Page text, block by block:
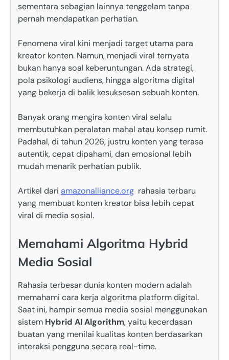
sementara sebagian lainnya tenggelam tanpa
pernah mendapatkan perhatian.
Fenomena viral kini menjadi target utama para
kreator konten. Namun, menjadi viral ternyata
bukan hanya soal keberuntungan. Ada strategi,
pola psikologi audiens, hingga algoritma digital
yang bekerja di balik kesuksesan sebuah konten.
Banyak orang mengira konten viral selalu
membutuhkan peralatan mahal atau konsep rumit.
Padahal, di tahun 2026, justru konten yang terasa
autentik, cepat dipahami, dan emosional lebih
mudah menarik perhatian publik.
Artikel dari amazonalliance.org rahasia terbaru
yang membuat konten kreator bisa lebih cepat
viral di media sosial.
Memahami Algoritma Hybrid
Media Sosial
Rahasia terbesar dunia konten modern adalah
memahami cara kerja algoritma platform digital.
Saat ini, hampir semua media sosial menggunakan
sistem Hybrid AI Algorithm, yaitu kecerdasan
buatan yang menilai kualitas konten berdasarkan
interaksi pengguna secara real-time.